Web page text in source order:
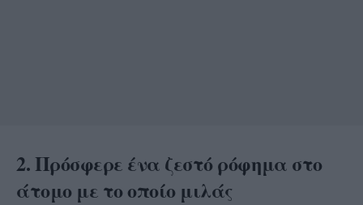
2. Πρόσφερε ένα ζεστό ρόφημα στο
άτομο με το οποίο μιλάς